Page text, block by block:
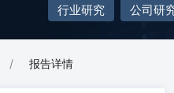
行业研究 公司研
/ 报告详情